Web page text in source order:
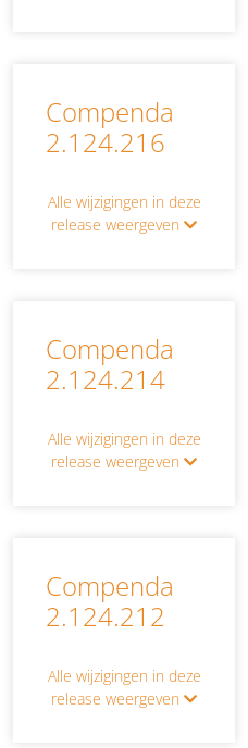
Compenda
2.124.216
Alle wijzigingen in deze
release weergeven
Compenda
2.124.214
Alle wijzigingen in deze
release weergeven
Compenda
2.124.212
Alle wijzigingen in deze
release weergeven